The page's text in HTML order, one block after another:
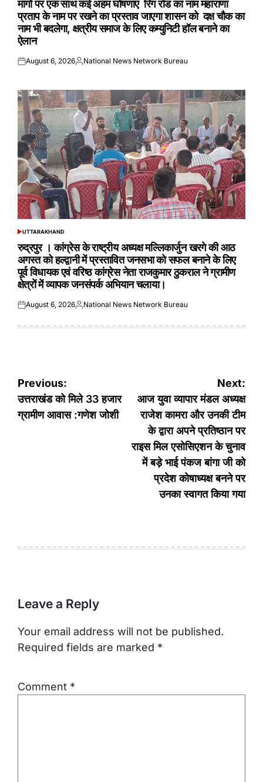
मांगों पर एक साथ कई अहम घोषणाएं रिंग रोड का नाम महाराणा
प्रताप के नाम पर रखने का प्रस्ताव जाएगा शासन को दक्ष चौक का
नाम भी बदलेगा, क्षत्रीय समाज के लिए कम्युनिटी हॉल बनाने का
ऐलान
Posted
August 6, 2026Posted
National News Network Bureau
POSTED
UTTARAKHAND
रुद्रपुर । कांग्रेस के राष्ट्रीय अध्यक्ष मल्लिकार्जुन खरगे की आठ
अगस्त को हल्द्वानी में प्रस्तावित जनसभा को सफल बनाने के लिए
पूर्व विधायक एवं वरिष्ठ कांग्रेस नेता राजकुमार ठुकराल ने ग्रामीण
क्षेत्रों में व्यापक जनसंपर्क अभियान चलाया।
Posted
August 6, 2026Posted
National News Network Bureau
Post
navigation
Previous:
उत्तराखंड को मिले 33 हजार
ग्रामीण आवास :गणेश जोशी
Next:
आज युवा व्यापार मंडल अध्यक्ष
राजेश कामरा और उनकी टीम
के द्वारा अपने प्रतिष्ठान पर
राइस मिल एसोसिएशन के चुनाव
में बड़े भाई पंकज बांगा जी को
प्रदेश कोषाध्यक्ष बनने पर
उनका स्वागत किया गया
Leave a Reply
Your email address will not be published.
Required fields are marked *
Comment *